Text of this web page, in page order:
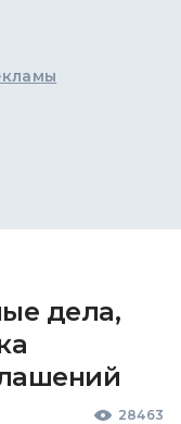
дела,
28463